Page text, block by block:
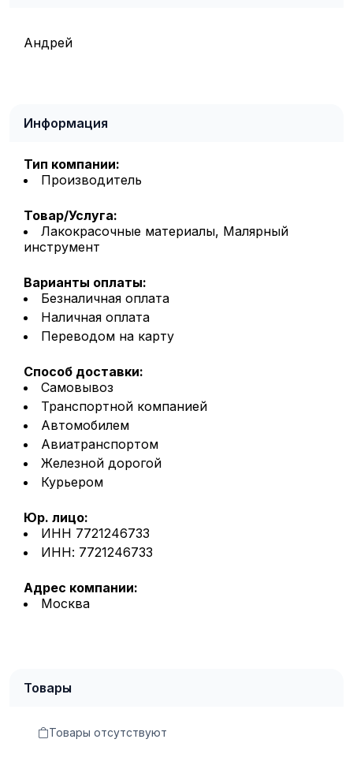
Андрей
Информация
Тип компании:
Производитель
Товар/Услуга:
Лакокрасочные материалы, Малярный
инструмент
Варианты оплаты:
Безналичная оплата
Наличная оплата
Переводом на карту
Способ доставки:
Самовывоз
Транспортной компанией
Автомобилем
Авиатранспортом
Железной дорогой
Курьером
Юр. лицо:
ИНН 7721246733
ИНН: 7721246733
Адрес компании:
Москва
Товары
Товары отсутствуют